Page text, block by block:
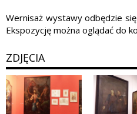
Wernisaż wystawy odbędzie
Ekspozycję można oglądać do
ZDJĘCIA